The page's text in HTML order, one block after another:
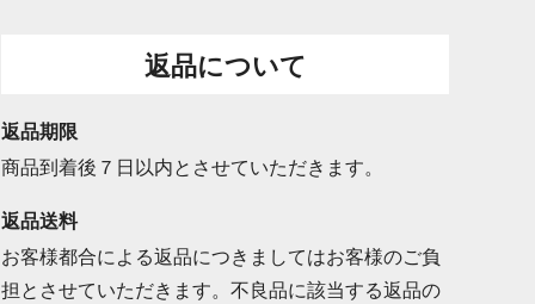
返品について
返品期限
商品到着後７日以内とさせていただきます。
返品送料
お客様都合による返品につきましてはお客様のご負
担とさせていただきます。不良品に該当する返品の